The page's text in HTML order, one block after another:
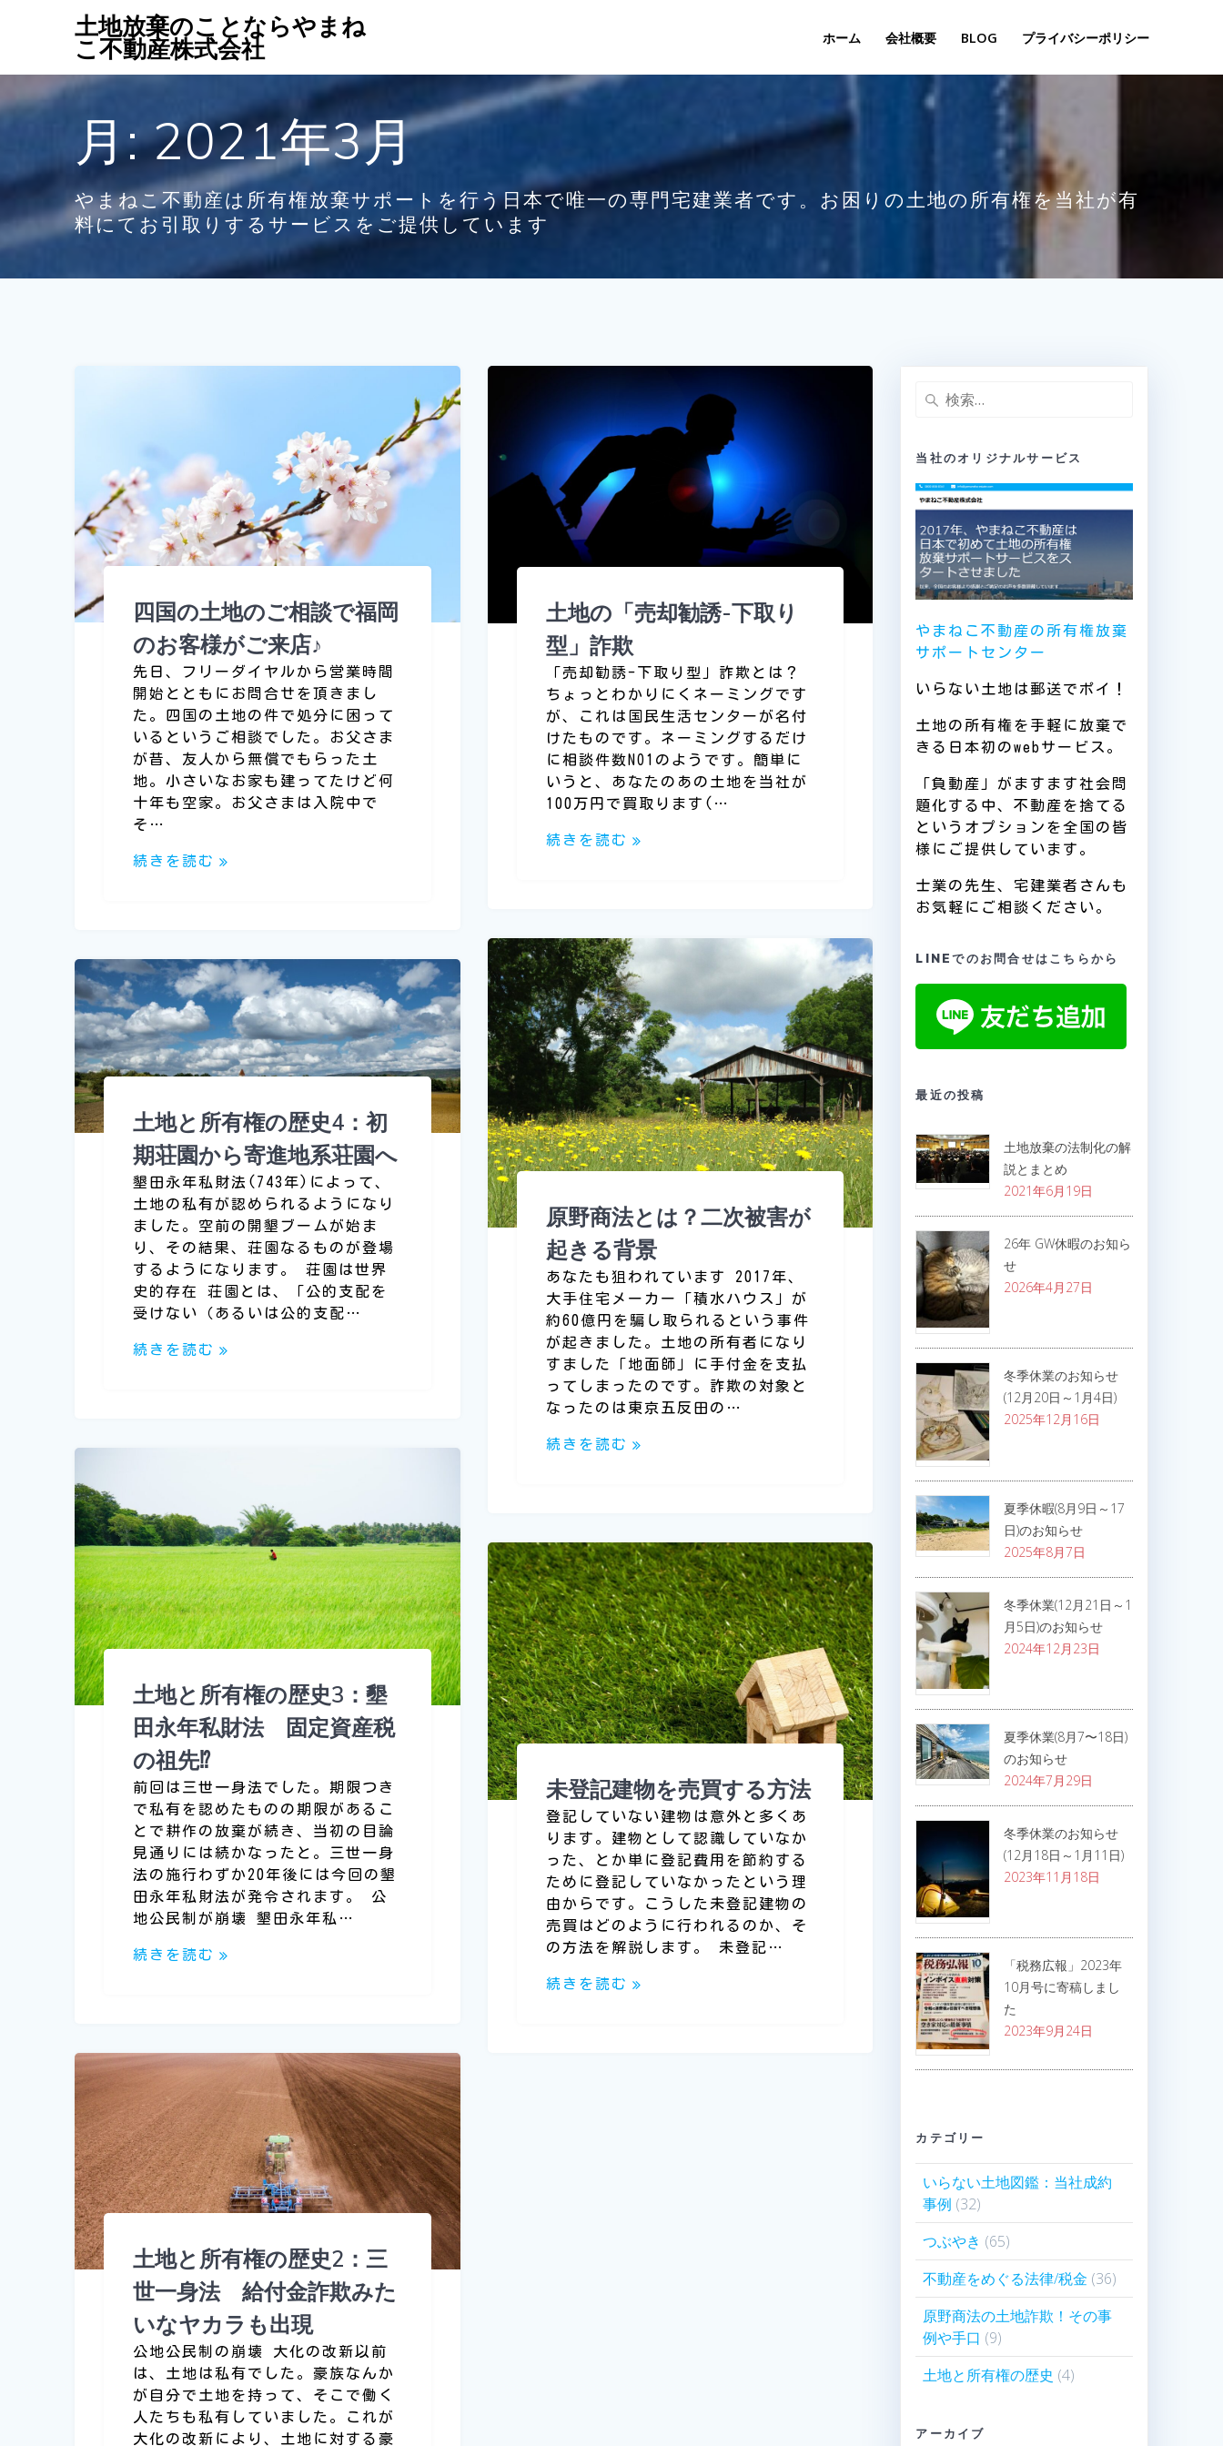
ン
ツ
ッ
土地放棄のことならやまね
こ不動産株式会社 ホーム 会社概要 BLOG プライバシーポリシー
月:2021年3月
やまねこ不動産は所有権放棄サポートを行う日本で唯一の専門宅建業者です。お困りの土地の所有権を当社が有
料にてお引取りするサービスをご提供しています
四国の土地のご相談で福岡
のお客様がご来店♪
先日、フリーダイヤルから営業時間
開始とともにお問合せを頂きまし
た。四国の土地の件で処分に困って
いるというご相談でした。お父さま
が昔、友人から無償でもらった土
地。小さいなお家も建ってたけど何
十年も空家。お父さまは入院中で
そ…
続きを読む
土地の「売却勧誘-下取り
型」詐欺
「売却勧誘-下取り型」詐欺とは？
ちょっとわかりにくネーミングです
が、これは国民生活センターが名付
けたものです。ネーミングするだけ
に相談件数NO1のようです。簡単に
いうと、あなたのあの土地を当社が
100万円で買取ります(…
続きを読む
原野商法とは？二次被害が
起きる背景
あなたも狙われています 2017年、
大手住宅メーカー「積水ハウス」が
約60億円を騙し取られるという事件
が起きました。土地の所有者になり
すました「地面師」に手付金を支払
ってしまったのです。詐欺の対象と
なったのは東京五反田の…
続きを読む
土地と所有権の歴史4：初
期荘園から寄進地系荘園へ
墾田永年私財法(743年)によって、
土地の私有が認められるようになり
ました。空前の開墾ブームが始ま
り、その結果、荘園なるものが登場
するようになります。 荘園は世界
史的存在 荘園とは、「公的支配を
受けない（あるいは公的支配…
続きを読む
土地と所有権の歴史3：墾
田永年私財法 固定資産税
の祖先⁉
前回は三世一身法でした。期限つき
で私有を認めたものの期限があるこ
とで耕作の放棄が続き、当初の目論
見通りには続かなったと。三世一身
法の施行わずか20年後には今回の墾
田永年私財法が発令されます。 公
地公民制が崩壊 墾田永年私…
続きを読む
未登記建物を売買する方法
登記していない建物は意外と多くあ
ります。建物として認識していなか
った、とか単に登記費用を節約する
ために登記していなかったという理
由からです。こうした未登記建物の
売買はどのように行われるのか、そ
の方法を解説します。 未登記…
続きを読む
土地と所有権の歴史2：三
世一身法 給付金詐欺みた
いなヤカラも出現
公地公民制の崩壊 大化の改新以前
は、土地は私有でした。豪族なんか
が自分で土地を持って、そこで働く
人たちも私有していました。これが
大化の改新により、土地に対する豪
検
当社のオリジナルサービス
やまねこ不動産の所有権放棄
サポートセンター
いらない土地は郵送でポイ！
土地の所有権を手軽に放棄で
きる日本初のwebサービス。
「負動産」がますます社会問
題化する中、不動産を捨てる
というオプションを全国の皆
様にご提供しています。
士業の先生、宅建業者さんも
お気軽にご相談ください。
LINEでのお問合せはこちらから
最近の投稿
土地放棄の法制化の解
説とまとめ
2021年6月19日
26年 GW休暇のお知ら
せ
2026年4月27日
冬季休業のお知らせ
(12月20日～1月4日)
2025年12月16日
夏季休暇(8月9日～17
日)のお知らせ
2025年8月7日
冬季休業(12月21日～1
月5日)のお知らせ
2024年12月23日
夏季休業(8月7〜18日)
のお知らせ
2024年7月29日
冬季休業のお知らせ
(12月18日～1月11日)
2023年11月18日
「税務広報」2023年
10月号に寄稿しまし
た
2023年9月24日
カテゴリー
いらない土地図鑑：当社成約
事例 (32)
つぶやき (65)
不動産をめぐる法律/税金 (36)
原野商法の土地詐欺！その事
例や手口 (9)
土地と所有権の歴史 (4)
アーカイブ